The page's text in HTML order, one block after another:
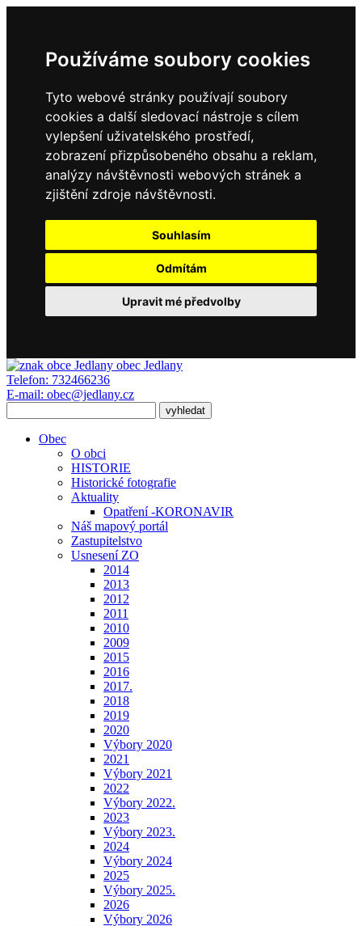
Používáme soubory cookies
Tyto webové stránky používají soubory
cookies a další sledovací nástroje s cílem
vylepšení uživatelského prostředí,
zobrazení přizpůsobeného obsahu a reklam,
analýzy návštěvnosti webových stránek a
zjištění zdroje návštěvnosti.
Souhlasím
Odmítám
Upravit mé předvolby
obec Jedlany
Telefon: 732466236
E-mail: obec@jedlany.cz
Obec
O obci
HISTORIE
Historické fotografie
Aktuality
Opatření -KORONAVIR
Náš mapový portál
Zastupitelstvo
Usnesení ZO
2014
2013
2012
2011
2010
2009
2015
2016
2017.
2018
2019
2020
Výbory 2020
2021
Výbory 2021
2022
Výbory 2022.
2023
Výbory 2023.
2024
Výbory 2024
2025
Výbory 2025.
2026
Výbory 2026